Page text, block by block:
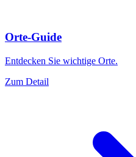
Orte-Guide
Entdecken Sie wichtige Orte.
Zum Detail